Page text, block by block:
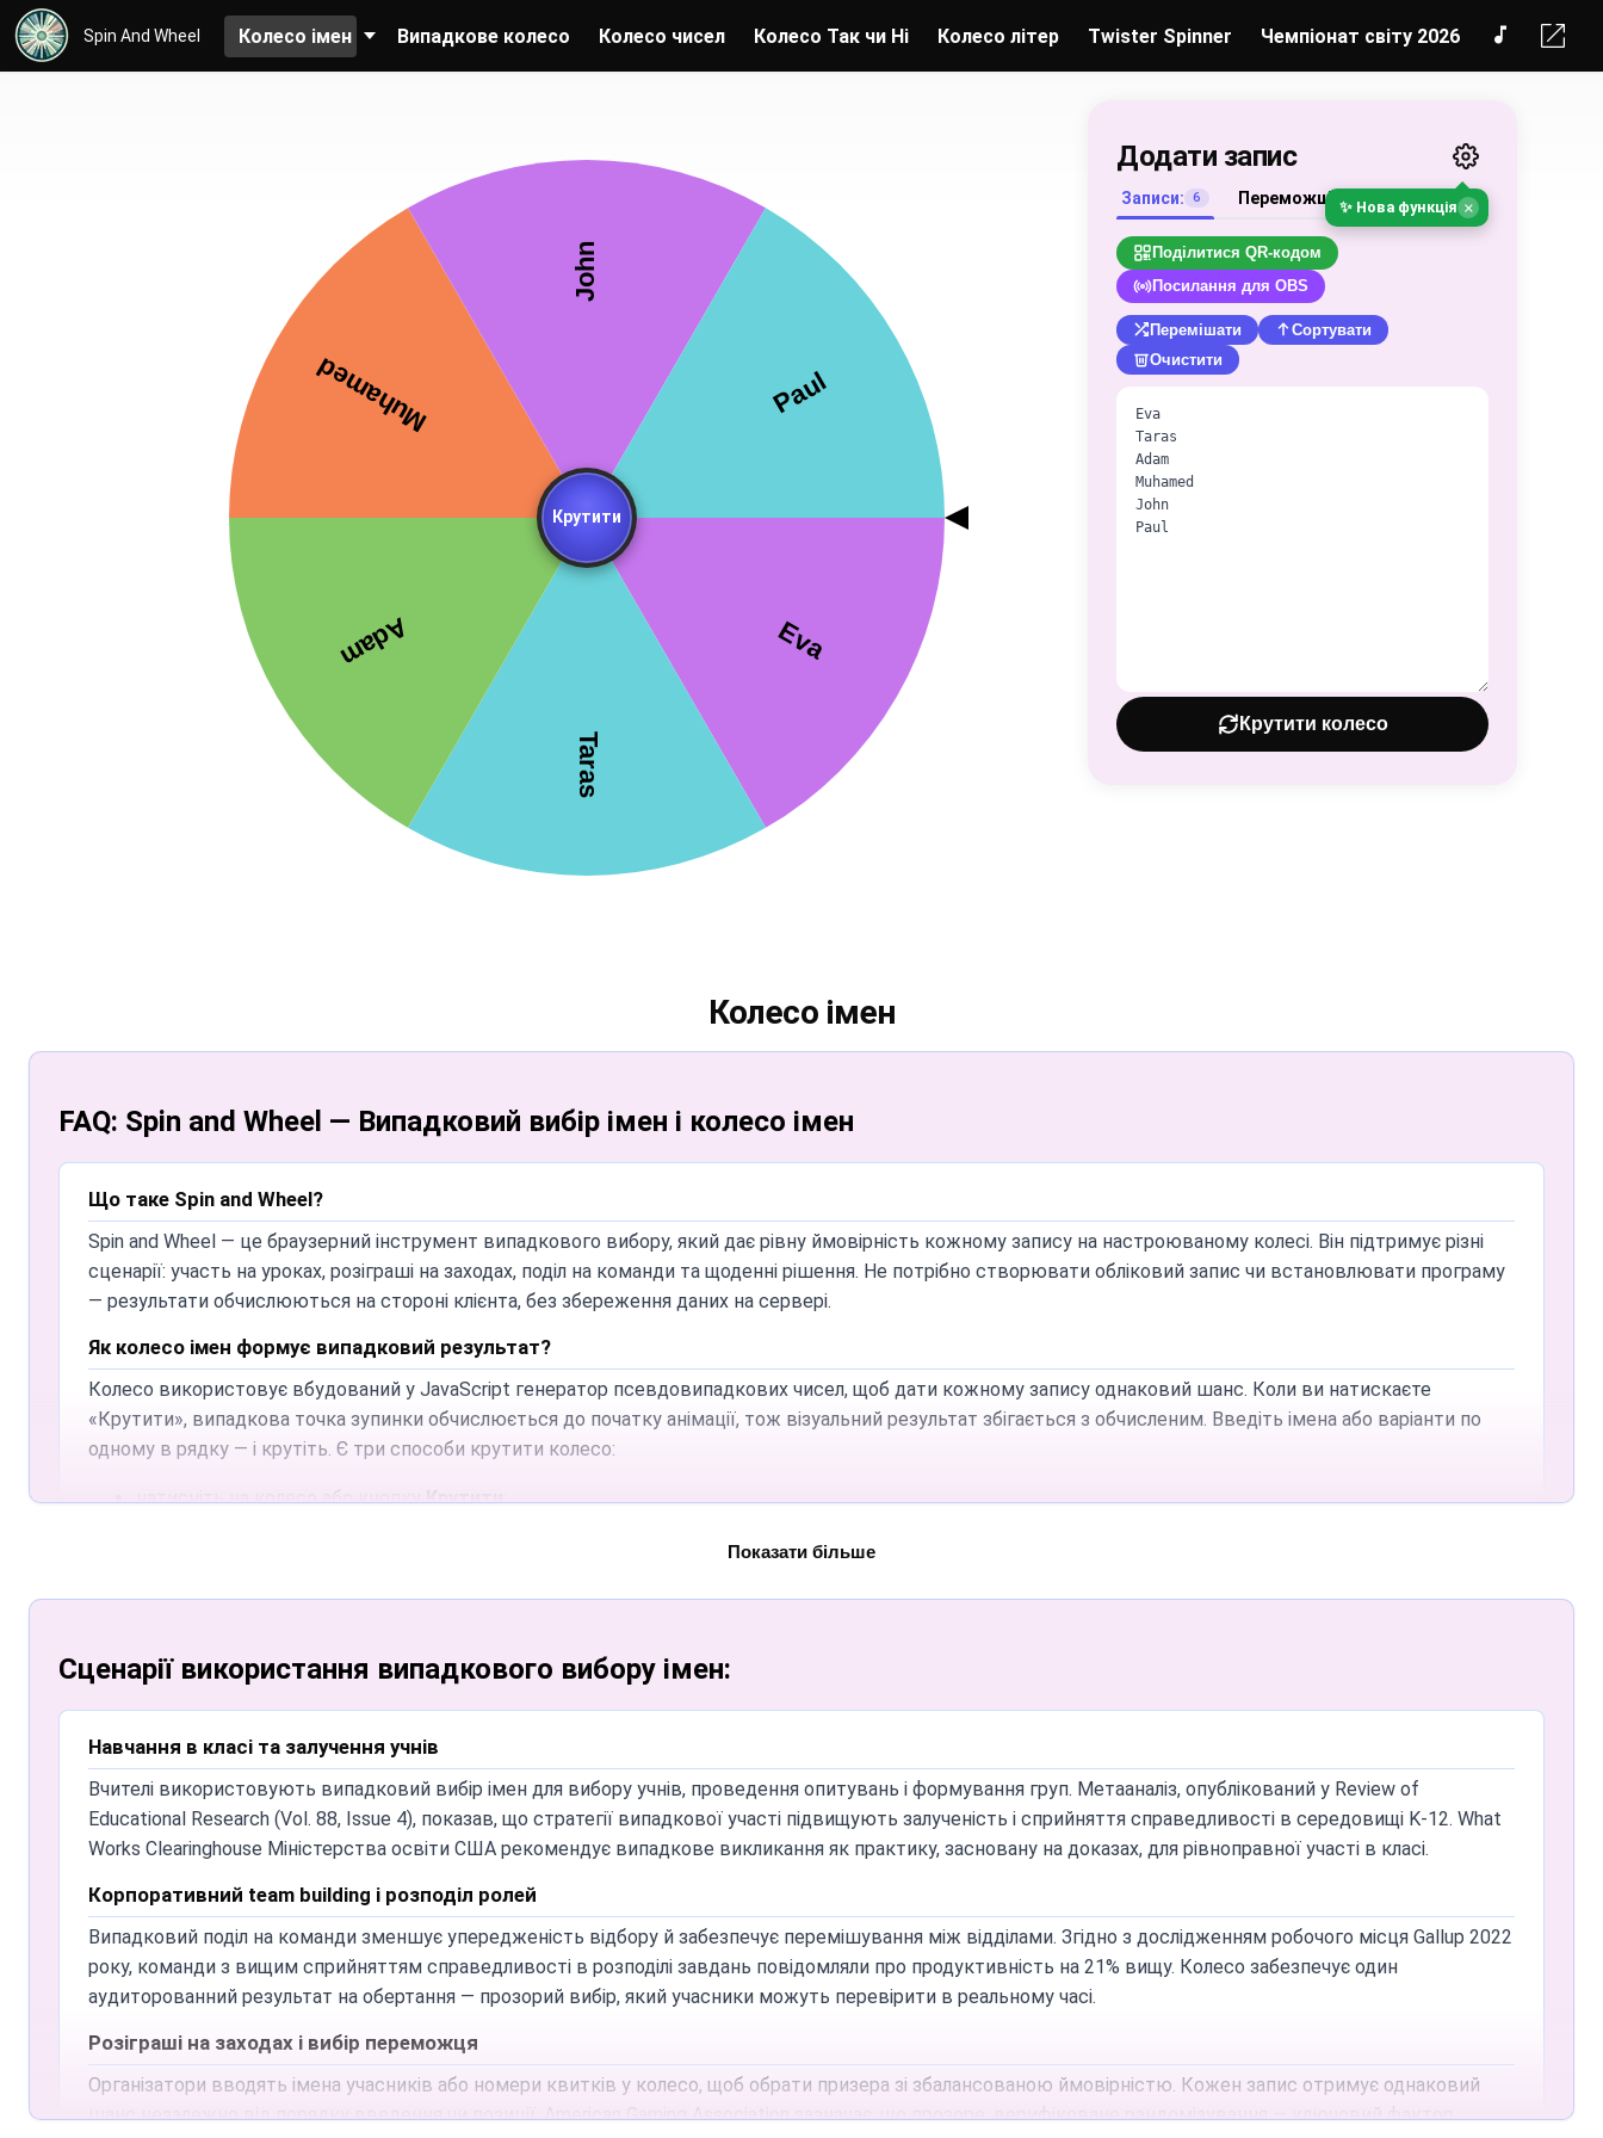
Spin And Wheel Колесо імен Випадкове колесо Колесо чисел Колесо Так чи Ні Колесо літер Twister Spinner Чемпіонат світу 2026
Додати запис
✨ Нова функція ×
Записи: 6 Переможці 0
Поділитися QR-кодом
Посилання для OBS
Перемішати
Сортувати
Очистити
Крутити колесо
Колесо імен
FAQ: Spin and Wheel — Випадковий вибір імен і колесо імен
Що таке Spin and Wheel?
Spin and Wheel — це браузерний інструмент випадкового вибору, який дає рівну ймовірність кожному запису на настроюваному колесі. Він підтримує різні
сценарії: участь на уроках, розіграші на заходах, поділ на команди та щоденні рішення. Не потрібно створювати обліковий запис чи встановлювати програму
— результати обчислюються на стороні клієнта, без збереження даних на сервері.
Як колесо імен формує випадковий результат?
Колесо використовує вбудований у JavaScript генератор псевдовипадкових чисел, щоб дати кожному запису однаковий шанс. Коли ви натискаєте
«Крутити», випадкова точка зупинки обчислюється до початку анімації, тож візуальний результат збігається з обчисленим. Введіть імена або варіанти по
одному в рядку — і крутіть. Є три способи крутити колесо:
натисніть на колесо або кнопкуКрутити;
— увімкніть його в Налаштуваннях і скажіть свою команду (за замовчуванням 'Wheel spin'), щоб крутити без дотику до
Жорсткого верхнього ліміту немає. Для оптимальної продуктивності рендерингу рекомендовано 20–50 записів на колесо. Для списків понад 100 імен їх
краще поділити на кілька коліс або пакетів, щоб анімація залишалася плавною. Вибір з рівною ймовірністю працює для списків будь-якого розміру.
Чи можу я зберегти власне колесо для наступних сесій?
Записи зберігаються в localStorage вашого браузера й залишаються між відвідуваннями на тому самому пристрої. Додайте сторінку до закладок для
швидкого доступу. Зауважте, що очищення даних браузера видалить збережені записи. Хмарне збереження може з'явитися в майбутніх оновленнях.
Spin and Wheel — безкоштовний, без реєстрації. Усі основні функції — вибір імен, генерація чисел і створення власних коліс — доступні безкоштовно.
Інструмент повністю працює в браузері без реклами, що заважала б його роботі.
Як вчителі використовують випадковий вибір імен на уроках?
Вчителі використовують Spin and Wheel для випадкового вибору учнів, черговості запитань на опитуваннях, формування груп і фасилітації обговорень.
Метааналіз у Review of Educational Research (Vol. 88, Issue 4) показав, що стратегії випадкової участі підвищують залученість і відчуття справедливості в
середовищі K-12. Випадкове викликання дає кожному учневі однаковий шанс при кожному обертанні.
Показати більше
Сценарії використання випадкового вибору імен:
Навчання в класі та залучення учнів
Вчителі використовують випадковий вибір імен для вибору учнів, проведення опитувань і формування груп. Метааналіз, опублікований у Review of
Educational Research (Vol. 88, Issue 4), показав, що стратегії випадкової участі підвищують залученість і сприйняття справедливості в середовищі K-12. What
Works Clearinghouse Міністерства освіти США рекомендує випадкове викликання як практику, засновану на доказах, для рівноправної участі в класі.
Корпоративний team building і розподіл ролей
Випадковий поділ на команди зменшує упередженість відбору й забезпечує перемішування між відділами. Згідно з дослідженням робочого місця Gallup 2022
року, команди з вищим сприйняттям справедливості в розподілі завдань повідомляли про продуктивність на 21% вищу. Колесо забезпечує один
аудиторованний результат на обертання — прозорий вибір, який учасники можуть перевірити в реальному часі.
Розіграші на заходах і вибір переможця
Організатори вводять імена учасників або номери квитків у колесо, щоб обрати призера зі збалансованою ймовірністю. Кожен запис отримує однаковий
шанс незалежно від порядку введення чи позиції. American Gaming Association зазначає, що прозоре, верифіковане рандомізування — ключовий фактор